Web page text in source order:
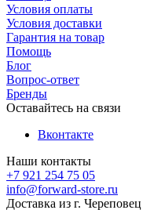
Условия оплаты
Условия доставки
Гарантия на товар
Помощь
Блог
Вопрос-ответ
Бренды
Оставайтесь на связи
Вконтакте
Наши контакты
+7 921 254 75 05
info@forward-store.ru
Доставка из г. Череповец